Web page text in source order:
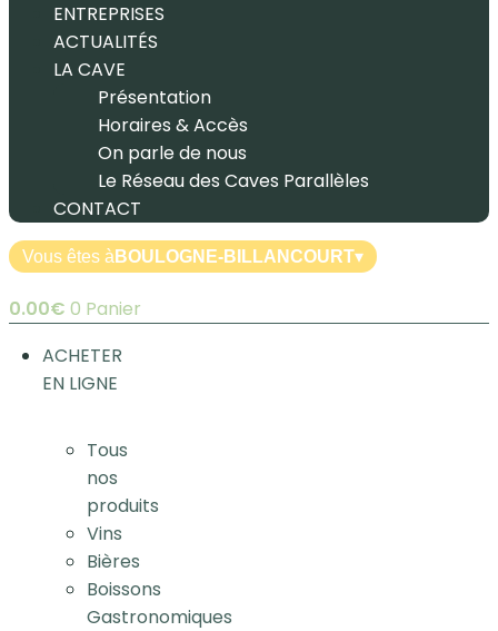
ENTREPRISES
ACTUALITÉS
LA CAVE
Présentation
Horaires & Accès
On parle de nous
Le Réseau des Caves Parallèles
CONTACT
Vous êtes à BOULOGNE-BILLANCOURT▾
0.00€ 0 Panier
ACHETER
EN LIGNE
Tous
nos
produits
Vins
Bières
Boissons
Gastronomiques